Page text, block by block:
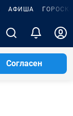
АФИША
Согласен